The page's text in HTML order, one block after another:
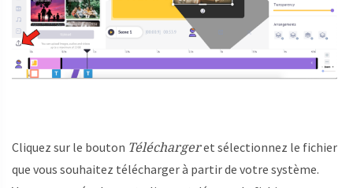
Cliquez sur le bouton Téléchargeret sélectionnez le fichier
que vous souhaitez télécharger à partir de votre système.